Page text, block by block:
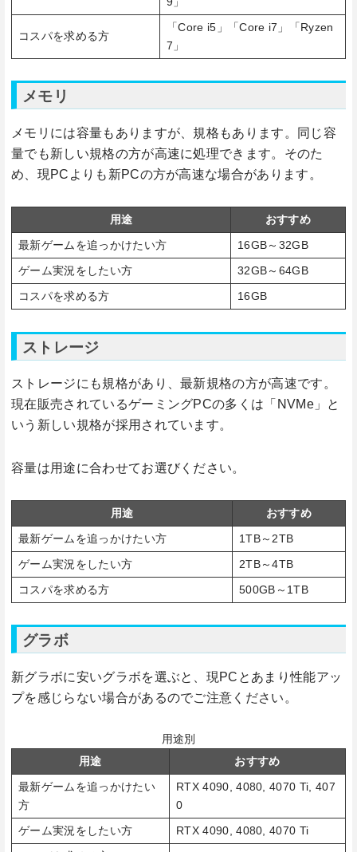
コスパを求める方
「Core i5」「Core i7」「Ryzen
7」
メモリ
メモリには容量もありますが、規格もあります。同じ容
量でも新しい規格の方が高速に処理できます。そのた
め、現PCよりも新PCの方が高速な場合があります。
用途
おすすめ
最新ゲームを追っかけたい方
16GB～32GB
ゲーム実況をしたい方
32GB～64GB
コスパを求める方
16GB
ストレージ
ストレージにも規格があり、最新規格の方が高速です。
現在販売されているゲーミングPCの多くは「NVMe」と
いう新しい規格が採用されています。
容量は用途に合わせてお選びください。
用途
おすすめ
最新ゲームを追っかけたい方
1TB～2TB
ゲーム実況をしたい方
2TB～4TB
コスパを求める方
500GB～1TB
グラボ
新グラボに安いグラボを選ぶと、現PCとあまり性能アッ
プを感じらない場合があるのでご注意ください。
用途別
用途
おすすめ
最新ゲームを追っかけたい
方
RTX 4090, 4080, 4070 Ti, 407
0
ゲーム実況をしたい方
RTX 4090, 4080, 4070 Ti